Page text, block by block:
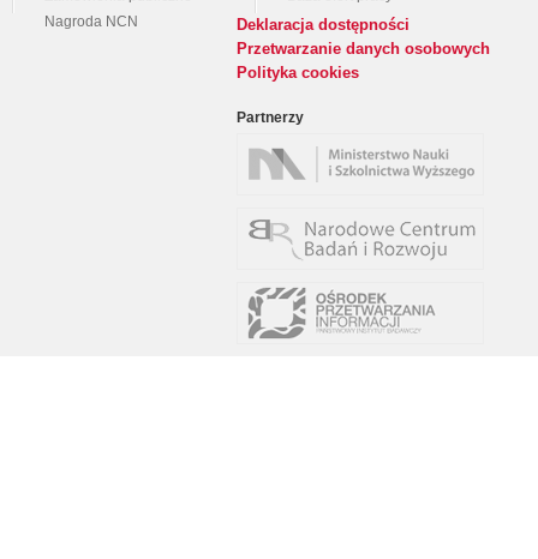
Nagroda NCN
Deklaracja dostępności
Przetwarzanie danych osobowych
Polityka cookies
Partnerzy